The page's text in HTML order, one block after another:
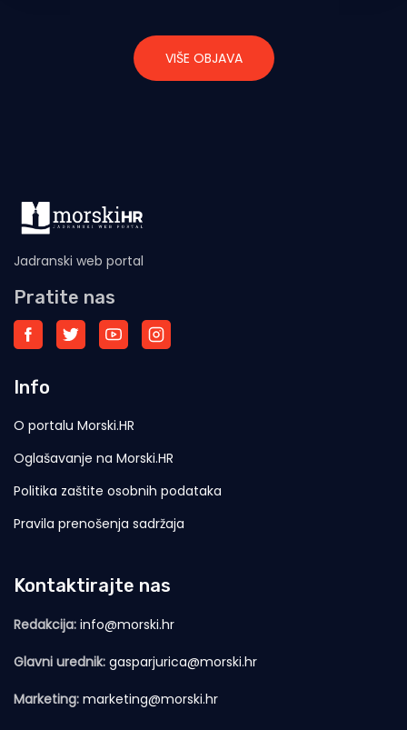
VIŠE OBJAVA
Jadranski web portal
Pratite nas
Info
O portalu Morski.HR
Oglašavanje na Morski.HR
Politika zaštite osobnih podataka
Pravila prenošenja sadržaja
Kontaktirajte nas
Redakcija: info@morski.hr
Glavni urednik: gasparjurica@morski.hr
Marketing: marketing@morski.hr